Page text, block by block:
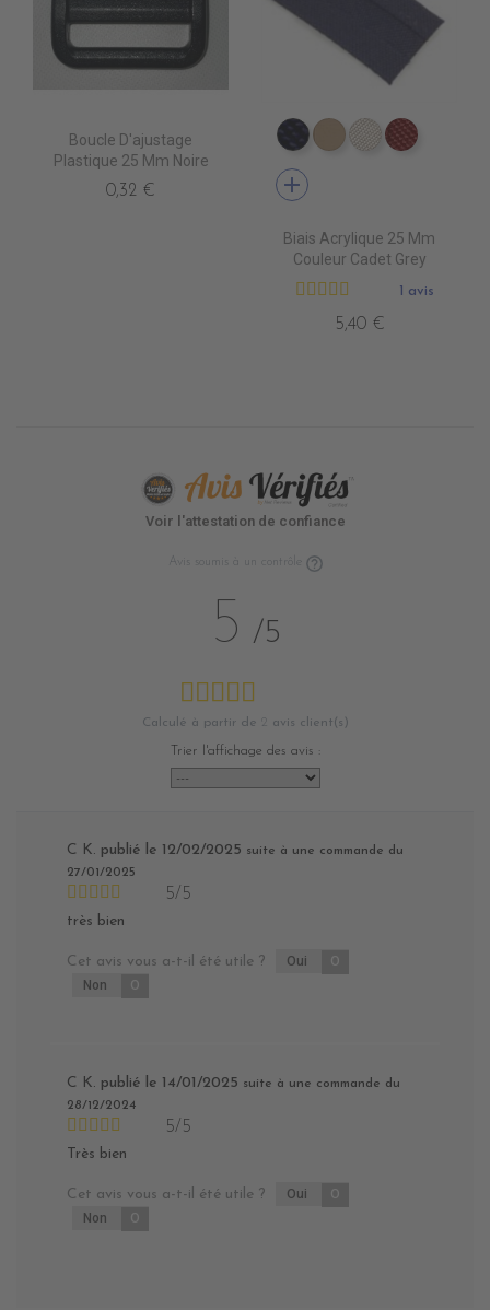
Boucle D'ajustage
Plastique 25 Mm Noire
0,32 €
PB0460 CAPTAIN
PB0530 BEIGE
PB0520PB0490
add
Biais Acrylique 25 Mm
Couleur Cadet Grey
1 avis
5,40 €
Voir l'attestation de confiance
Avis soumis à un contrôle
5 /5
Calculé à partir de 2 avis client(s)
Trier l'affichage des avis :
C K. publié le 12/02/2025 suite à une commande du
27/01/2025
5/5
très bien
Cet avis vous a-t-il été utile ? Oui 0
Non 0
C K. publié le 14/01/2025 suite à une commande du
28/12/2024
5/5
Très bien
Cet avis vous a-t-il été utile ? Oui 0
Non 0